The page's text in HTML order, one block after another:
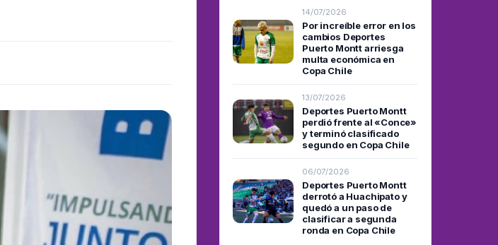
14/07/2026
Por increíble error en los
cambios Deportes
Puerto Montt arriesga
multa económica en
Copa Chile
13/07/2026
Deportes Puerto Montt
perdió frente al «Conce»
y terminó clasificado
segundo en Copa Chile
06/07/2026
Deportes Puerto Montt
derrotó a Huachipato y
quedó a un paso de
clasificar a segunda
ronda en Copa Chile